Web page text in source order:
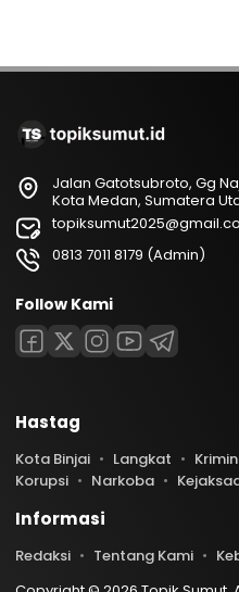
Jalan Gatotsubroto, Gg
Kota Medan, Sumatera
0813 7011 8179 (Admin)
Follow Kami
Hastag
Kota Binjai Langkat
Korupsi
Narkoba
Informasi
Redaksi Tentang Kami